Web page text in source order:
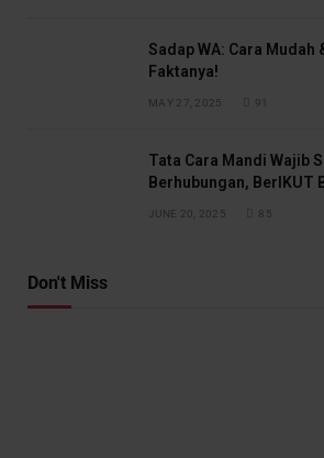
Sadap WA: Cara Mudah
Faktanya!
MAY 27, 2025 91
Tata Cara Mandi Wajib
Berhubungan, BerIKUT
JUNE 20, 2025 85
Don't Miss